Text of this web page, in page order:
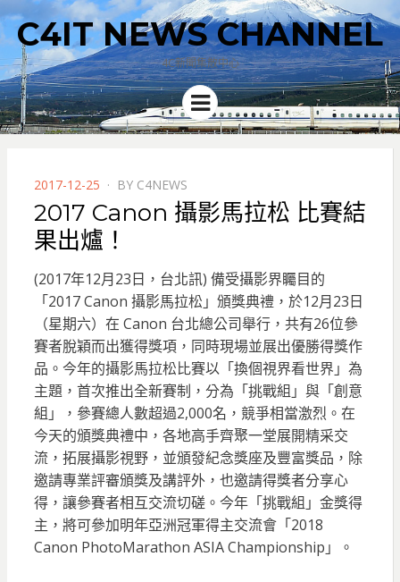
C4IT NEWS CHANNEL
4C新聞集散中心
Menu
POSTED
ON
2017-12-25 BY C4NEWS
2017 Canon 攝影馬拉松 比賽結
果出爐！
(2017年12月23日，台北訊) 備受攝影界矚目的
「2017 Canon 攝影馬拉松」頒獎典禮，於12月23日
（星期六）在 Canon 台北總公司舉行，共有26位參
賽者脫穎而出獲得獎項，同時現場並展出優勝得獎作
品。 今年的攝影馬拉松比賽以「換個視界看世界」為
主題，首次推出全新賽制，分為「挑戰組」與「創意
組」，參賽總人數超過2,000名，競爭相當激烈。在
今天的頒獎典禮中，各地高手齊聚一堂展開精采交
流，拓展攝影視野，並頒發紀念獎座及豐富獎品，除
邀請專業評審頒獎及講評外，也邀請得獎者分享心
得，讓參賽者相互交流切磋。今年「挑戰組」金獎得
主，將可參加明年亞洲冠軍得主交流會「2018
Canon PhotoMarathon ASIA Championship」。